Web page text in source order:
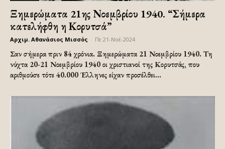
Ξημερώματα 21ης Νοεμβρίου 1940. “Σήμερα
κατελήφθη η Κορυτσά”
Αρχιμ. Αθανάσιος Μισσός Πε 21-Νοέ-2024
Σαν σήμερα πριν 84 χρόνια. Ξημερώματα 21 Νοεμβρίου 1940. Τη
νύχτα 20-21 Νοεμβρίου 1940 οι χριστιανοί της Κορυτσάς, που
αριθμούσε τότε 40.000 Έλληνες είχαν προσέλθει...